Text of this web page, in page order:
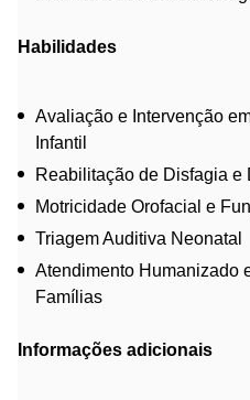
Habilidades
Avaliação e Intervenção
Infantil
Reabilitação de Disfagia e
Motricidade Orofacial e
Triagem Auditiva Neonatal
Atendimento Humanizado
Famílias
Informações adicionais